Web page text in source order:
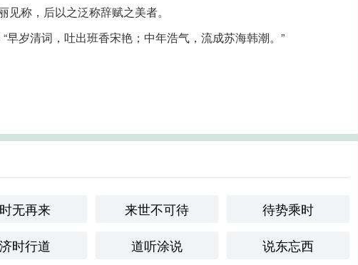
称，后以之泛称辞赋之美者。
早岁清词，吐出班香宋艳；中年浩气，流成苏海韩潮。”
时无再来 来世不可待
待势乘时
济时行道 道听涂说
说东忘西